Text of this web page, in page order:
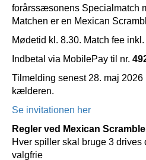
forårssæsonens Specialmatch
Matchen er en Mexican
Mødetid kl. 8.30. Match fee
Indbetal via MobilePay til nr.
Tilmelding senest 28. maj
kælderen.
Se invitationen her
Regler ved Mexican
Hver spiller skal bruge 3 drives
valgfrie